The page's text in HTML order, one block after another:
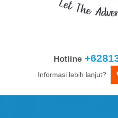
Hotline
Informasi lebih lanjut?